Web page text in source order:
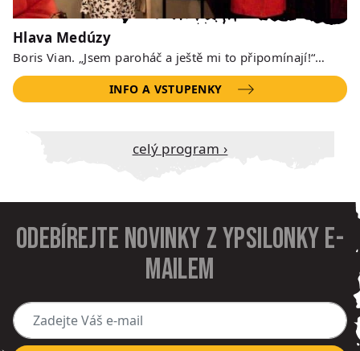
Hlava Medúzy
Boris Vian. „Jsem paroháč a ještě mi to připomínají!“…
INFO A VSTUPENKY
Celý program ›
Odebírejte novinky z Ypsilonky e-
mailem
Zadejte Váš e-mail